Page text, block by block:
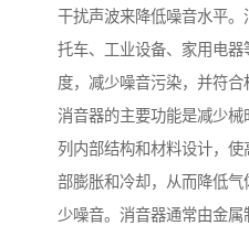
干扰声波来降低噪音水平
托车、工业设备、家用电
度，减少噪音污染，并符合
消音器的主要功能是减少
列内部结构和材料设计，
部膨胀和冷却，从而降低
少噪音。消音器通常由金